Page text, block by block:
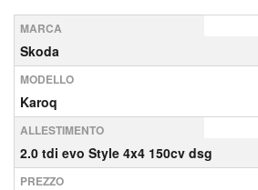
MARCA
Skoda
MODELLO
Karoq
ALLESTIMENTO
2.0 tdi evo Style 4x4 150cv dsg
PREZZO